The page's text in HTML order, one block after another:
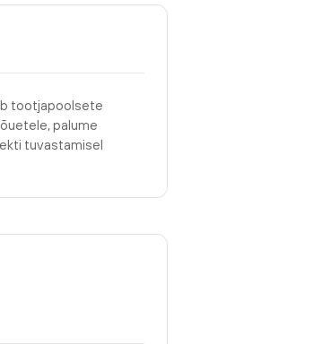
tootjapoolsete
palume
tuvastamisel